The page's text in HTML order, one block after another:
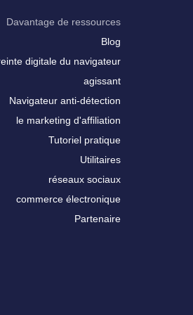
Davantage de ressources
Blog
digitale du navigateur
agissant
Navigateur anti-détection
le marketing d'affiliation
Tutoriel pratique
Utilitaires
réseaux sociaux
commerce électronique
Partenaire